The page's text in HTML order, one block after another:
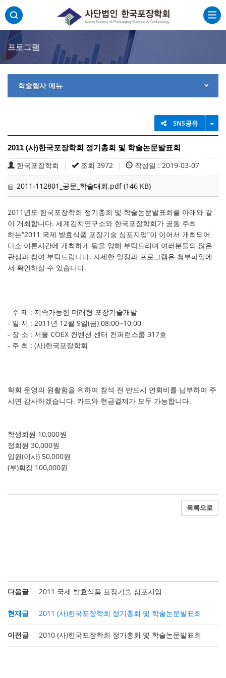
프로그램
학술행사 메뉴
SNS공유
2011 (사)한국포장학회 정기총회 및 학술논문발표회
한국포장학회 | 조회 3972 | 작성일 : 2019-03-07
2011-112801_공문_학술대회.pdf (146 KB)
2011년도 한국포장학회 정기총회 및 학술논문발표회를 아래와 같
이 개최합니다. 세계김치연구소와 한국포장학회가 공동 주최
하는“2011 국제 발효식품 포장기술 심포지엄”이 이어서 개최되어
다소 이른시간에 개최하게 됨을 양해 부탁드리며 여러분들의 많은
관심과 참여 부탁드립니다. 자세한 일정과 프로그램은 첨부파일에
서 확인하실 수 있습니다.
- 주 제 : 지속가능한 미래형 포장기술개발
- 일 시 : 2011년 12월 9일(금) 08:00~10:00
- 장 소 : 서울 COEX 컨벤션 센터 컨퍼런스룸 317호
- 주 최 : (사)한국포장학회
학회 운영의 원활함을 위하여 참석 전 반드시 연회비를 납부하여 주
시면 감사하겠습니다. 카드와 현금결제가 모두 가능합니다.
학생회원 10,000원
정회원 30,000원
임원(이사) 50,000원
(부)회장 100,000원
목록으로
다음글 2011 국제 발효식품 포장기술 심포지엄
현재글 2011 (사)한국포장학회 정기총회 및 학술논문발표회
이전글 2010 (사)한국포장학회 정기총회 및 학술논문발표회